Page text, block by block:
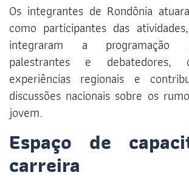
Os integrantes de Rondônia
como participantes das
integraram a programação
palestrantes e debatedores,
experiências regionais e
discussões nacionais sobre os
jovem.
Espaço de
carreira